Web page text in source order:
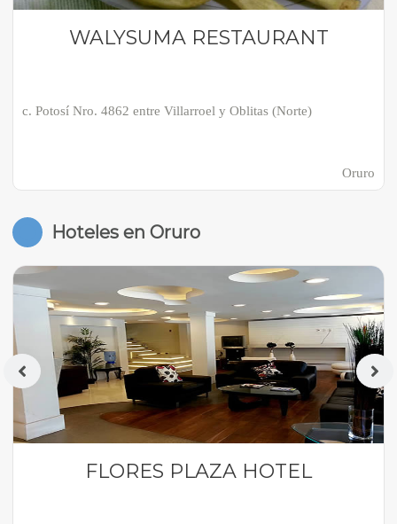
WALYSUMA RESTAURANT
c. Potosí Nro. 4862 entre Villarroel y Oblitas (Norte)
Oruro
Hoteles en Oruro
FLORES PLAZA HOTEL